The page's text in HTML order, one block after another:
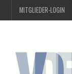
MITGLIEDER-LOGIN